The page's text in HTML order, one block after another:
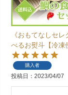
《おもてなしセ
べるお熨斗【冷凍
購入者
投稿日 2023/04/07